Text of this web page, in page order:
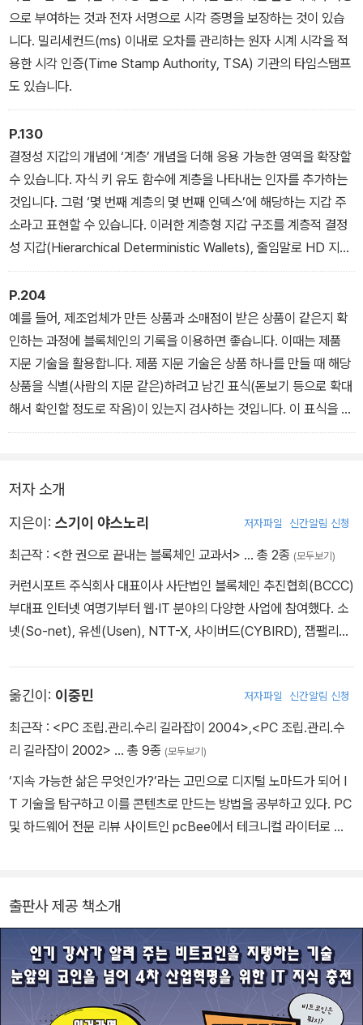
으로 부여하는 것과 전자 서명으로 시각 증명을 보장하는 것이 있습
니다. 밀리세컨드(ms) 이내로 오차를 관리하는 원자 시계 시각을 적
용한 시각 인증(Time Stamp Authority, TSA) 기관의 타임스탬프
도 있습니다.
P.130
결정성 지갑의 개념에 ‘계층’ 개념을 더해 응용 가능한 영역을 확장할
수 있습니다. 자식 키 유도 함수에 계층을 나타내는 인자를 추가하는
것입니다. 그럼 ‘몇 번째 계층의 몇 번째 인덱스’에 해당하는 지갑 주
소라고 표현할 수 있습니다. 이러한 계층형 지갑 구조를 계층적 결정
성 지갑(Hierarchical Deterministic Wallets), 줄임말로 HD 지갑
이라고 합니다.
P.204
예를 들어, 제조업체가 만든 상품과 소매점이 받은 상품이 같은지 확
인하는 과정에 블록체인의 기록을 이용하면 좋습니다. 이때는 제품
지문 기술을 활용합니다. 제품 지문 기술은 상품 하나를 만들 때 해당
상품을 식별(사람의 지문 같은)하려고 남긴 표식(돋보기 등으로 확대
해서 확인할 정도로 작음)이 있는지 검사하는 것입니다. 이 표식을 블
록체인에 기록해 같은 상품인지를 확인할 때 사용합니다.
저자 소개
지은이: 스기이 야스노리 저자파일 신간알림 신청
최근작 : <한 권으로 끝내는 블록체인 교과서> … 총 2종 (모두보기)
커런시포트 주식회사 대표이사 사단법인 블록체인 추진협회(BCCC)
부대표 인터넷 여명기부터 웹·IT 분야의 다양한 사업에 참여했다. 소
넷(So-net), 유센(Usen), NTT-X, 사이버드(CYBIRD), 잽팰리스
으며, 이외에도 전자상거래 유통지원 회사, 디지털 콘텐츠 유통 회사
등에서 여러 번의 성공과 실패 끝에 커런시포트를 창업했다. 블록체
인 구현 관련으로 일본 최고의 실적을 냈으며, 경제산업성, 일본은행,
옮긴이: 이중민 저자파일 신간알림 신청
최근작 : <PC 조립.관리.수리 길라잡이 2004>,<PC 조립.관리.수
리 길라잡이 2002> … 총 9종 (모두보기)
‘지속 가능한 삶은 무엇인가?’라는 고민으로 디지털 노마드가 되어 I
T 기술을 탐구하고 이를 콘텐츠로 만드는 방법을 공부하고 있다. PC
및 하드웨어 전문 리뷰 사이트인 pcBee에서 테크니컬 라이터로 활
해 애쓰는 중이다. 《PC 조립 관리 수리 길라잡이 2002: 세상에 단
하나뿐인 내 PC 만들기》(정보문화사, 2002)를 함께 썼고, 《처음 배
우는 블록체인》(한빛미디어, 2018), 《이토록 쉬운 딥러닝을 위한 기
초 수학 with 파이썬》(루비페이퍼, 2019), 《머신러닝 도감》(제이펍,
2019)을 옮겼다.
출판사 제공 책소개